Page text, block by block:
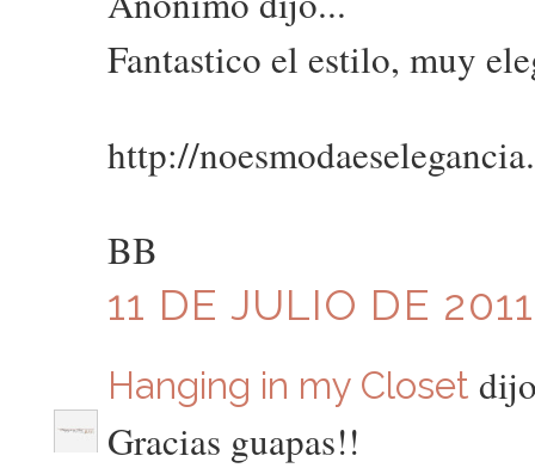
Fantastico el estilo, muy
http://
BB
11 DE JULIO DE
Hanging in my Closet
Gracias guapas!!